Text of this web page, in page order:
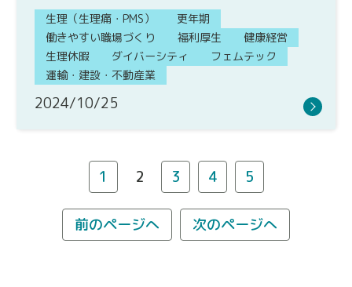
生理（生理痛・PMS）
更年期
働きやすい職場づくり
福利厚生
健康経営
生理休暇
ダイバーシティ
フェムテック
運輸・建設・不動産業
2024/10/25
前のページへ
1 2 3 4 5
次のページへ